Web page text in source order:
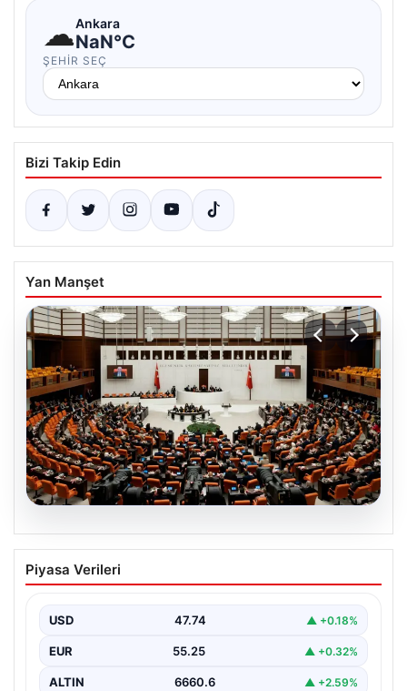
☁Ankara
NaN°C
ŞEHIR SEÇ
Bizi Takip Edin
Yan Manşet
07.08.2026
TBMM’de “Terörsüz Türkiye”
Tartışması: İYİ Parti’nin Araştırma
Türkiye Büyük Millet Meclisi Genel Kurulu'nda, İYİ Parti
Piyasa Verileri
USD 47.74 ▲ +0.18%
EUR 55.25 ▲ +0.32%
ALTIN 6660.6 ▲ +2.59%